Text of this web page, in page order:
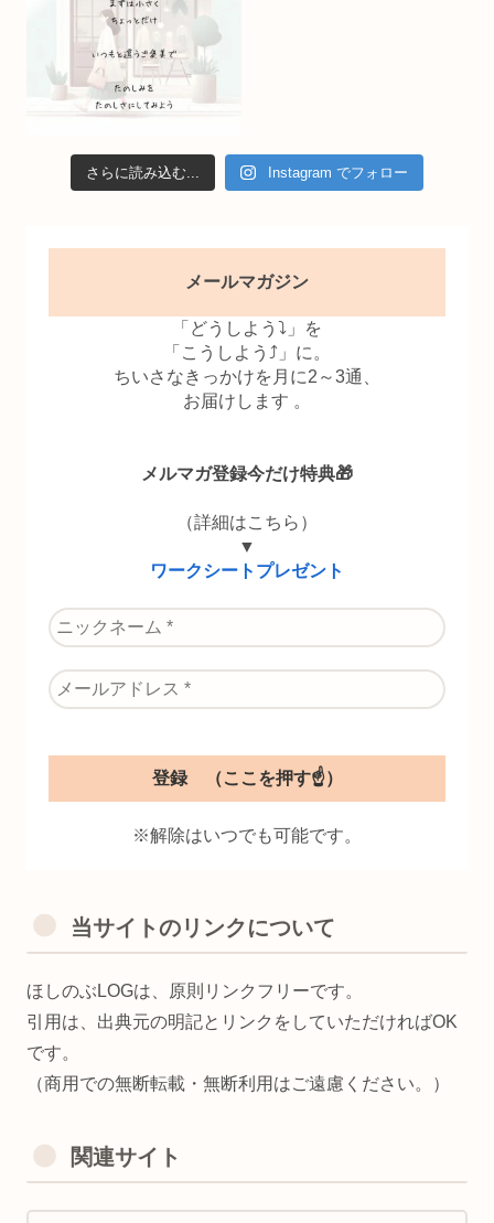
さらに読み込む... Instagram でフォロー
メールマガジン
「どうしよう⤵」を
「こうしよう⤴」に。
ちいさなきっかけを月に2～3通、
お届けします 。
メルマガ登録今だけ特典🎁
（詳細はこちら）
▼
ワークシートプレゼント
※解除はいつでも可能です。
当サイトのリンクについて
ほしのぶLOGは、原則リンクフリーです。
引用は、出典元の明記とリンクをしていただければOK
です。
（商用での無断転載・無断利用はご遠慮ください。）
関連サイト